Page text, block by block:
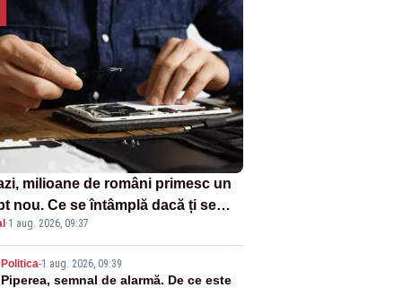
milioane de români primesc un
nou. Ce se întâmplă dacă ți se
un produs
·1 aug. 2026, 09:37
Politica-1 aug. 2026, 09:39
Piperea, semnal de alarmă. De ce este